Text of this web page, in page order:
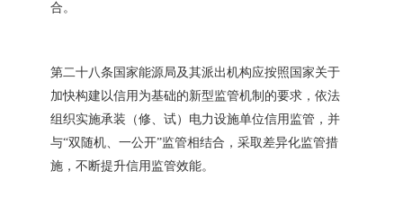
合。
第二十八条国家能源局及其派出机构应按照国家关于
加快构建以信用为基础的新型监管机制的要求，依法
组织实施承装（修、试）电力设施单位信用监管，并
与“双随机、一公开”监管相结合，采取差异化监管措
施，不断提升信用监管效能。